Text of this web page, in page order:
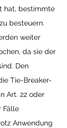
hat, bestimmte
besteuern.
weiter
da sie der
Den
Tie-Breaker-
Art. 22 oder
Fälle
Anwendung